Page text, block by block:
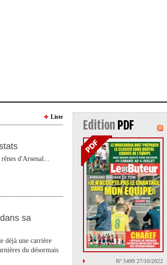
Liste
d'Arsenal...
sa
déjà une carrière
du désormais
Edition PDF
N° 5499 27/10/2022